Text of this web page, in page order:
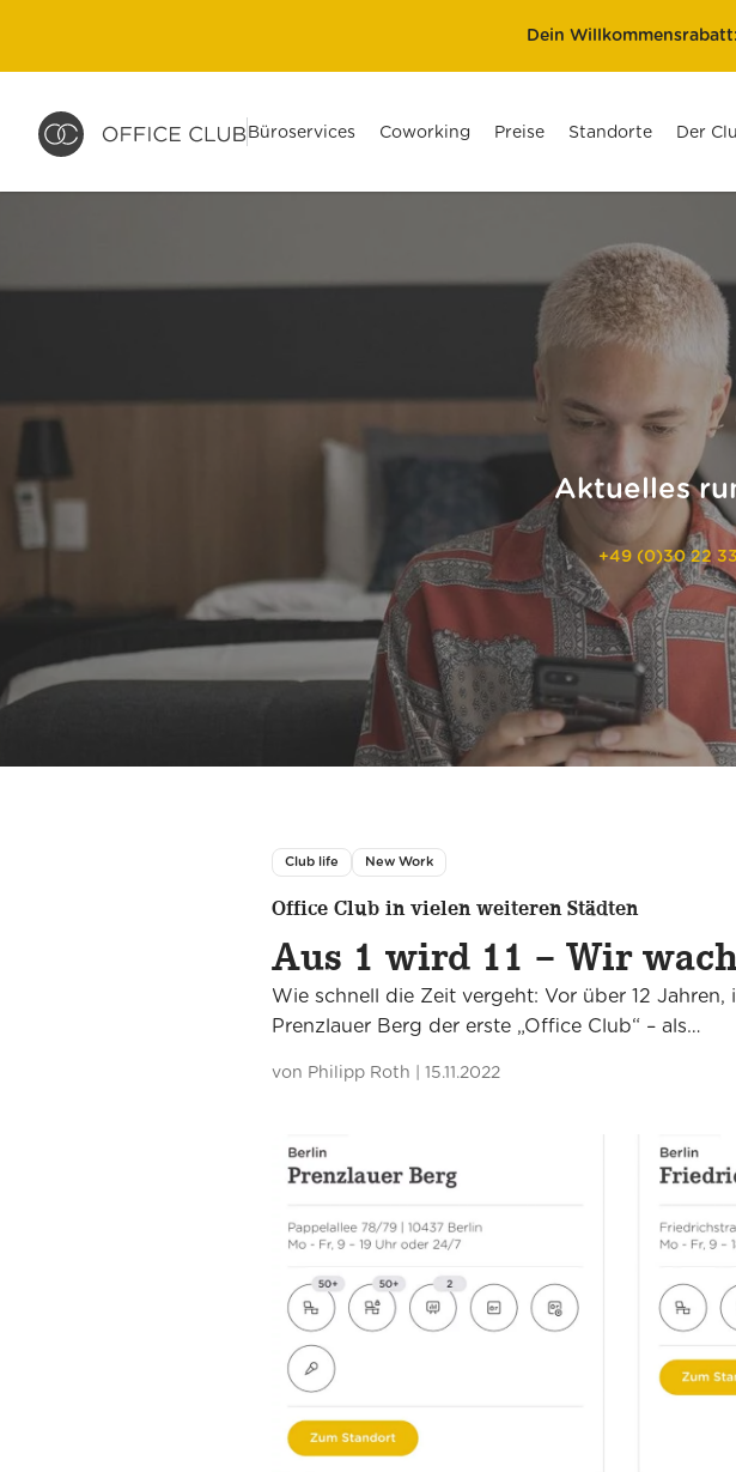
Dein Willkommensrabatt:
Büroservices Coworking Preise Standorte Der
Aktuelles
+49 (0)30 22
Club life New Work
Office Club in vielen weiteren Städten
Aus 1 wird 11 – Wir
Wie schnell die Zeit vergeht: Vor über 12
Prenzlauer Berg der erste „Office Club“ – als…
von Philipp Roth 15.11.2022